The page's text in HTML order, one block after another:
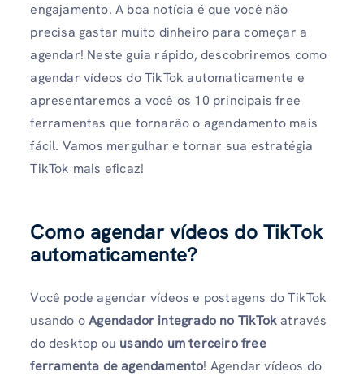
engajamento. A boa notícia é que você não
precisa gastar muito dinheiro para começar a
agendar! Neste guia rápido, descobriremos como
agendar vídeos do TikTok automaticamente e
apresentaremos a você os 10 principais free
ferramentas que tornarão o agendamento mais
fácil. Vamos mergulhar e tornar sua estratégia
TikTok mais eficaz!
Como agendar vídeos do TikTok
automaticamente?
Você pode agendar vídeos e postagens do TikTok
usando oAgendador integrado no TikTokatravés
do desktop ou usando um terceiro free
ferramenta de agendamento! Agendar vídeos do